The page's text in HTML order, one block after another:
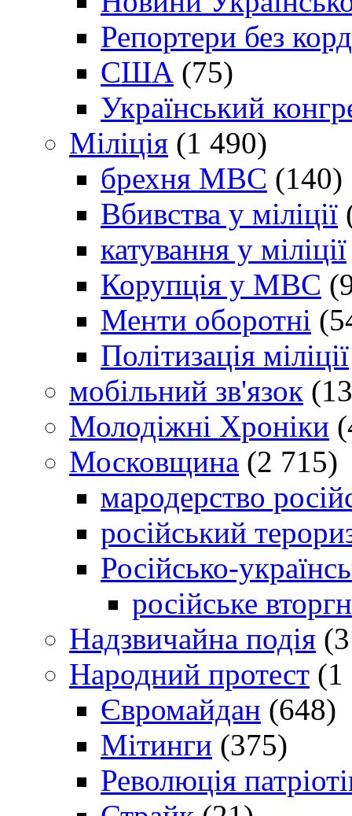
Репортери без
США (75)
Український
Міліція (1 490)
брехня МВС (140)
Вбивства у міліції
катування у міліції
Корупція у МВС
Менти оборотні
Політизація міліції
мобільний зв'язок
Молодіжні Хроніки
Московщина (2 715)
мародерство
російський
Російсько-
російське
Надзвичайна подія
Народний протест (1
Євромайдан (648)
Мітинги (375)
Революція